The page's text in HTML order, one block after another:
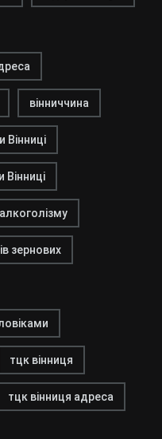
вінниччина
Вінниці
Вінниці
зернових
тцк вінниця
тцк вінниця адреса